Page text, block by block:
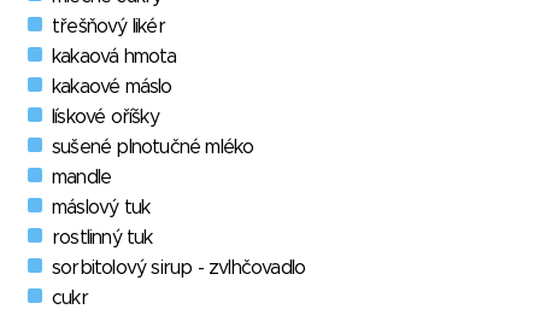
třešňový likér
kakaová hmota
kakaové máslo
lískové oříšky
sušené plnotučné mléko
mandle
máslový tuk
rostlinný tuk
sorbitolový sirup - zvlhčovadlo
cukr